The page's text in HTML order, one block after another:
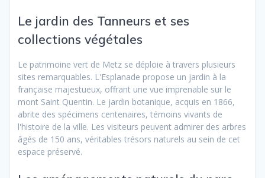
Le jardin des Tanneurs et ses
collections végétales
Le patrimoine vert de Metz se déploie à travers plusieurs
sites remarquables. L'Esplanade propose un jardin à la
française majestueux, offrant une vue imprenable sur le
mont Saint Quentin. Le jardin botanique, acquis en 1866,
abrite des spécimens centenaires, témoins vivants de
l'histoire de la ville. Les visiteurs peuvent admirer des arbres
âgés de 150 ans, véritables trésors naturels au sein de cet
espace préservé.